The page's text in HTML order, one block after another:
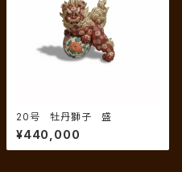
20号 牡丹獅子 盛
¥440,000